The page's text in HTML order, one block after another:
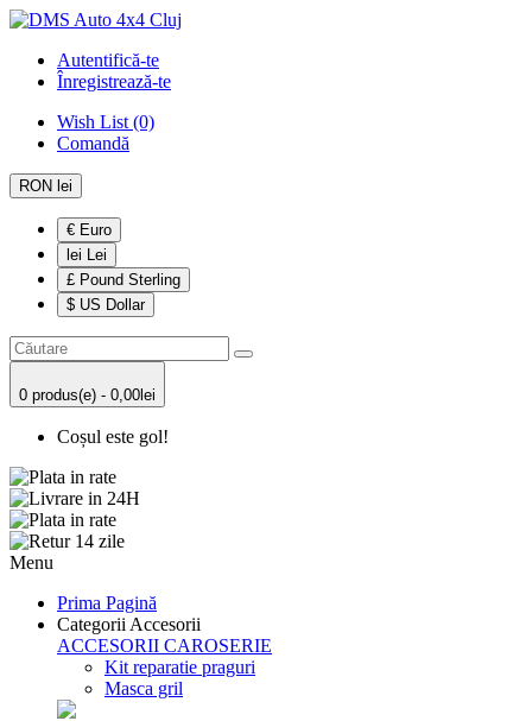
Autentifică-te
Înregistrează-te
Wish List (0)
Comandă
RON lei
€ Euro
lei Lei
£ Pound Sterling
$ US Dollar
0 produs(e) - 0,00lei
Coșul este gol!
Menu
Prima Pagină
Categorii Accesorii
ACCESORII CAROSERIE
Kit reparatie praguri
Masca gril